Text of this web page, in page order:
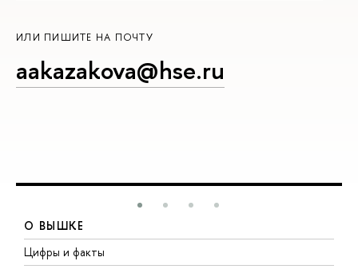
ИЛИ ПИШИТЕ НА ПОЧТУ
aakazakova@hse.ru
О ВЫШКЕ
Цифры и факты